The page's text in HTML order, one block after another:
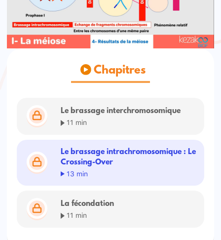
Chapitres
Le brassage interchromosomique
11 min
Le brassage intrachromosomique : Le
Crossing-Over
13 min
La fécondation
11 min